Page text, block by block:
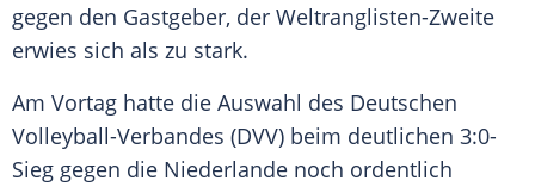
gegen den Gastgeber, der Weltranglisten-Zweite
erwies sich als zu stark.
Am Vortag hatte die Auswahl des Deutschen
Volleyball-Verbandes (DVV) beim deutlichen 3:0-
Sieg gegen die Niederlande noch ordentlich